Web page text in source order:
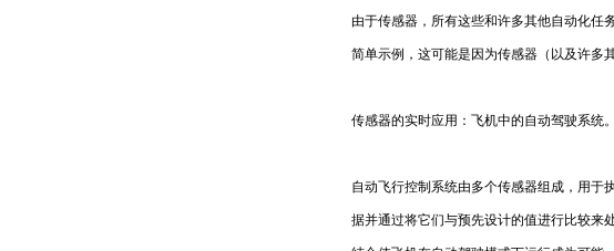
由于传感器，所有这些和许多其他自动化任
简单示例，这可能是因为传感器（以及许多
传感器的实时应用：飞机中的自动驾驶系统
自动飞行控制系统由多个传感器组成，用于
据并通过将它们与预先设计的值进行比较来